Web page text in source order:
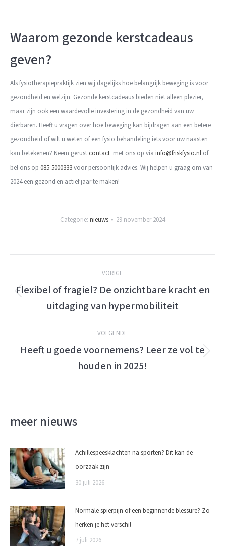
Waarom gezonde kerstcadeaus
geven?
Als fysiotherapiepraktijk zien wij dagelijks hoe belangrijk beweging is voor
gezondheid en welzijn. Gezonde kerstcadeaus bieden niet alleen plezier,
maar zijn ook een waardevolle investering in de gezondheid van uw
dierbaren. Heeft u vragen over hoe beweging kan bijdragen aan een betere
gezondheid of wilt u weten of een fysio behandeling iets voor uw naasten
kan betekenen? Neem gerust contact met ons op via info@friskfysio.nl of
bel ons op 085-5000333voor persoonlijk advies. Wij helpen u graag om van
2024 een gezond en actief jaar te maken!
Categorie: nieuws 29 november 2024
VORIGE
bericht:
Flexibel of fragiel? De onzichtbare kracht en
uitdaging van hypermobiliteit
VOLGENDE
bericht:
Heeft u goede voornemens? Leer ze vol te
houden in 2025!
meer nieuws
Achillespeesklachten na sporten? Dit kan de
oorzaak zijn
30 juli 2026
Normale spierpijn of een beginnende blessure? Zo
herken je het verschil
7 juli 2026